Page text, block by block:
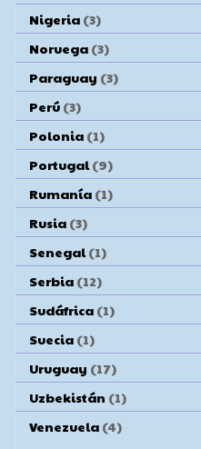
Nigeria (3)
Noruega (3)
Paraguay (3)
Perú (3)
Polonia (1)
Portugal (9)
Rumanía (1)
Rusia (3)
Senegal (1)
Serbia (12)
Sudáfrica (1)
Suecia (1)
Uruguay (17)
Uzbekistán (1)
Venezuela (4)